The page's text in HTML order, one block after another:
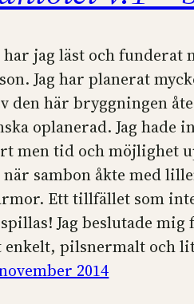
har jag läst och funderat
Jag har planerat
den här bryggningen
oplanerad. Jag hade
men tid och möjlighet
när sambon åkte med
Ett tillfället som
Jag beslutade mig
enkelt, pilsnermalt och
2014